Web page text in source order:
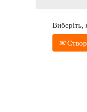
Виберіть,